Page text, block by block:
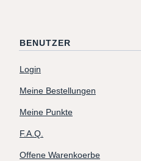
BENUTZER
Login
Meine Bestellungen
Meine Punkte
F.A.Q.
Offene Warenkoerbe